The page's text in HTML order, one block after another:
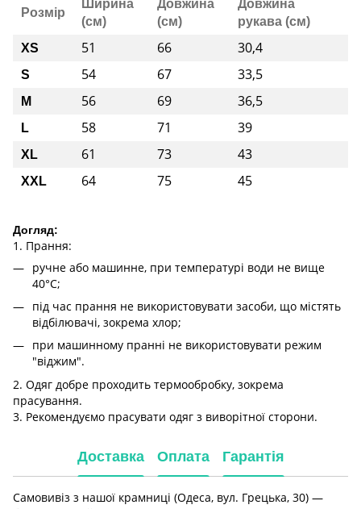
Розмір
Ширина
(см)
Довжина
(см)
Довжина
рукава (см)
XS
51 66 30,4
S 54 67 33,5
M 56 69 36,5
L 58 71 39
XL 61 73 43
XXL 64 75 45
Догляд:
1. Прання:
ручне або машинне, при температурі води не вище
40°C;
під час прання не використовувати засоби, що містять
відбілювачі, зокрема хлор;
при машинному пранні не використовувати режим
"віджим".
2. Одяг добре проходить термообробку, зокрема
прасування.
3. Рекомендуємо прасувати одяг з виворітної сторони.
Доставка Оплата Гарантія
Самовивіз з нашої крамниці (Одеса, вул. Грецька, 30) —